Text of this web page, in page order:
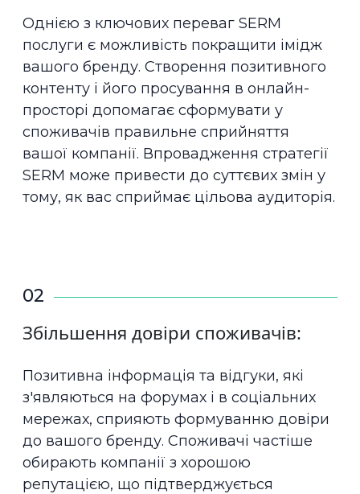
Однією з ключових переваг SERM
послуги є можливість покращити імідж
вашого бренду. Створення позитивного
контенту і його просування в онлайн-
просторі допомагає сформувати у
споживачів правильне сприйняття
вашої компанії. Впровадження стратегії
SERM може привести до суттєвих змін у
тому, як вас сприймає цільова аудиторія.
02
Збільшення довіри споживачів:
Позитивна інформація та відгуки, які
з'являються на форумах і в соціальних
мережах, сприяють формуванню довіри
до вашого бренду. Споживачі частіше
обирають компанії з хорошою
репутацією, що підтверджується